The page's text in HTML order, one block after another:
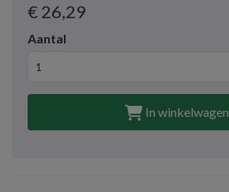
€ 26,29
Aantal
In winkelwagen